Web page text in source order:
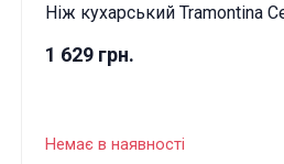
Ніж кухарський Tramontina
1 629 грн.
Немає в наявності